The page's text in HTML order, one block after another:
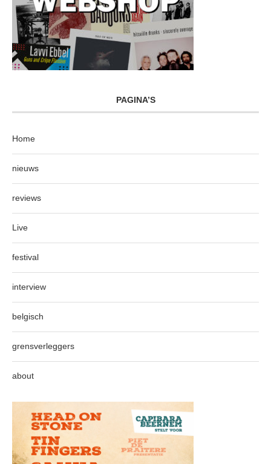
PAGINA’S
Home
nieuws
reviews
Live
festival
interview
belgisch
grensverleggers
about